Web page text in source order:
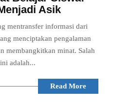
Asik
mentransfer informasi dari
menciptakan pengalaman
membangkitkan minat. Salah
adalah...
Read More